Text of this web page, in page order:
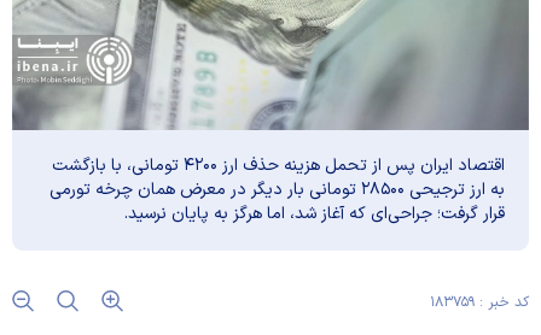
اقتصاد ایران پس از تحمل هزینه حذف ارز ۴۲۰۰ تومانی، با بازگشت
به ارز ترجیحی ۲۸۵۰۰ تومانی بار دیگر در معرض همان چرخه تورمی
قرار گرفت؛ جراحی‌ای که آغاز شد، اما هرگز به پایان نرسید.
کد خبر : ۱۸۳۷۵۹